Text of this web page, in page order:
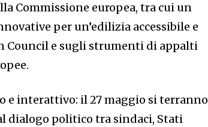
Commissione europea, tra cui un
per un’edilizia accessibile e
Council e sugli strumenti di appalti
e interattivo: il 27 maggio si terranno
dialogo politico tra sindaci, Stati